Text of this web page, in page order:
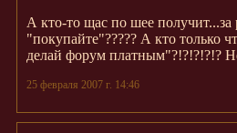
А кто-то щас по шее получит...за
"покупайте"????? А кто только
делай форум платным"?!?!?!?!?
25 февраля 2007 г. 14:46